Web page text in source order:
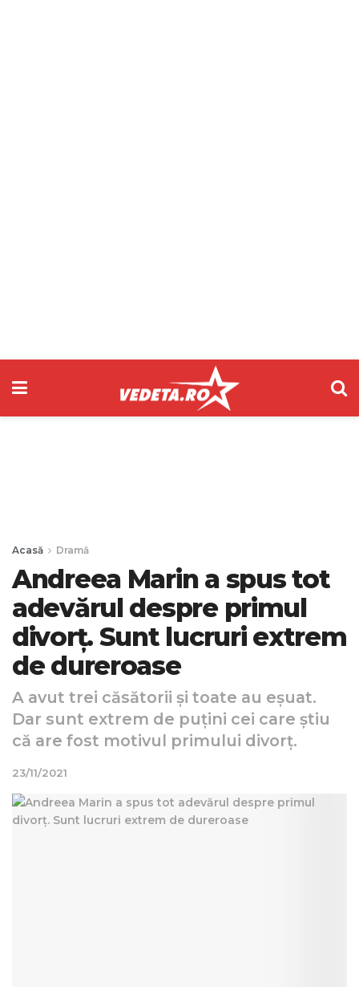
Acasă Dramă
Andreea Marin a spus tot
adevărul despre primul
divorț. Sunt lucruri extrem
de dureroase
A avut trei căsătorii și toate au eșuat.
Dar sunt extrem de puțini cei care știu
că are fost motivul primului divorț.
23/11/2021